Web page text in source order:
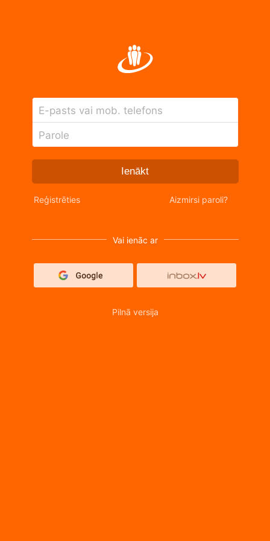
E-pasts vai mob. telefons
Parole
Ienākt
Reģistrēties Aizmirsi paroli?
Vai ienāc ar
Pilnā versija